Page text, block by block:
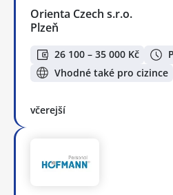
Orienta Czech s.r.o.
Plzeň
26 100 – 35 000 Kč
Vhodné také pro cizince
včerejší